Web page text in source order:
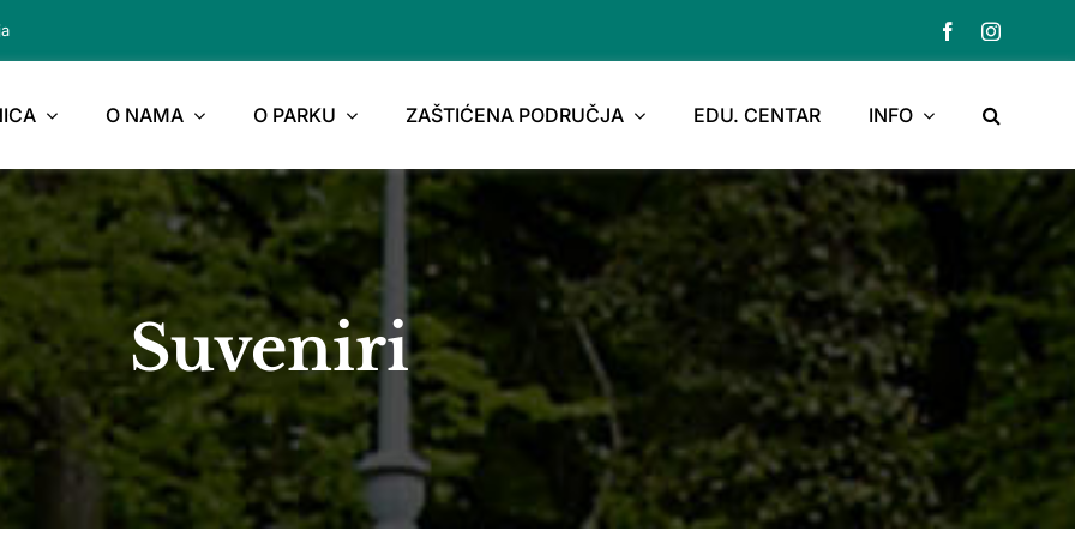
O NAMA O PARKU ZAŠTIĆENA PODRUČJA EDU. CENTAR INFO
Suveniri